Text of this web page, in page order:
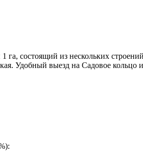
состоящий из нескольких
Удобный выезд на Садовое кольцо